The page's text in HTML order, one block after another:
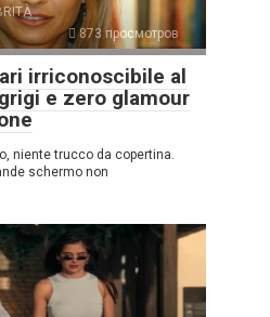
873 просмотров
irriconoscibile al
e zero glamour
niente trucco da copertina.
schermo non